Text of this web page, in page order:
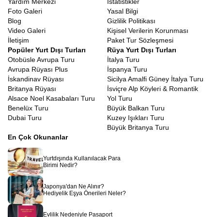
Tatil bütçenizi planlarken, aldığınız hizmetin içeriğine dikkat
etmeniz gerekir. Avrupa Rüyası olarak amacımız, lüksten ödün
vermeden ulaşılabilir fiyatlarla hayallerinizi gerçekleştirmektir.
Erken rezervasyon dönemlerini takip ederek, hayalinizdeki tatili
çok daha ekonomik hale getirebilirsiniz.Uygun Fiyatlı Güney
İtalya Turu
arayışında olan gezginler için ekstra turların çoğunun
paket fiyata dahil edilmesi büyük bir avantajdır. Diğer turlarda
ekstra adı altında satılan ve gezi maliyetini ikiye katlayan pek çok
şehir turu ve ören yeri ziyareti, bizim programlarımızda standart
olarak sunulur. Böylece tura çıktığınızda cüzdanınızı düşünmek
zorunda kalmaz, sadece anın tadını çıkarırsınız.
7 Gün İtalya Güney Turu
Modern hayatın yoğun temposunda, uzun tatiller için zaman
bulmak her zaman mümkün olmayabilir. Bu nedenle, zamanı en
verimli şekilde kullanan, yorucu olmayan ama dolu dolu bir
program hazırladık.
versiyonlarımız, bir haftalık bir süre içinde size bir ayda
yaşayabileceğiniz deneyimi sığdırır. Programın akışı, şehirlerarası
geçişlerin yoruculuğunu en aza indirecek şekilde, optimize edilmiş
rotalarla planlanmıştır. Bir sabah Bari’de uyanıp ertesi gün
Napoli’de pizzanızı yiyebilir, turun sonunda ise Sicilya’da gün
batımını izleyebilirsiniz. Her gün yeni bir şehir, yeni bir kültür ve
Foto Galeri
Blog
Video Galeri
İletişim
Yasal Bilgi
Gizlilik Politikası
Kişisel Verilerin Korunması
Paket Tur Sözleşmesi
Popüler Yurt Dışı Turları
Otobüsle Avrupa Turu
Avrupa Rüyası Plus
İskandinav Rüyası
Britanya Rüyası
Alsace Noel Kasabaları Turu
Benelüx Turu
Dubai Turu
Rüya Yurt Dışı Turları
İtalya Turu
İspanya Turu
Sicilya Amalfi Güney İtalya Turu
İsviçre Alp Köyleri & Romantik
Yol Turu
Büyük Balkan Turu
Kuzey Işıkları Turu
Büyük Britanya Turu
En Çok Okunanlar
Yurtdışında Kullanılacak Para
Birimi Nedir?
Japonya'dan Ne Alınır?
Hediyelik Eşya Önerileri Neler?
Evlilik Nedeniyle Pasaport